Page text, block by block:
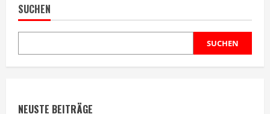
SUCHEN
SUCHEN
NEUSTE BEITRÄGE